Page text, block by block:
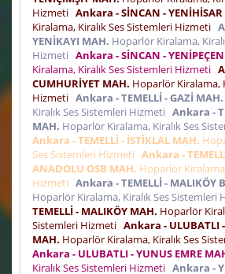
Hizmeti Ankara - SİNCAN -
Kiralama, Kiralık Ses Sistemleri Hizmeti
YENİKAYI MAH. Hoparlör Kiralama,
Hizmeti Ankara - SİNCAN -
Kiralama, Kiralık Ses Sistemleri Hizmeti
CUMHURİYET MAH. Hoparlör Kiralama,
Hizmeti Ankara - TEMELLİ - GAZİ MAH.
Kiralık Ses Sistemleri Hizmeti Ankara -
MAH. Hoparlör Kiralama, Kiralık Ses
Ankara - TEMELLİ - İSTİKLAL MAH.
Ses Sistemleri Hizmeti Ankara -
ANADOLU OSB MAH. Hoparlör
Hizmeti Ankara - TEMELLİ - MALIKÖY
Hoparlör Kiralama, Kiralık Ses Sistemleri
TEMELLİ - MALIKÖY MAH. Hoparlör
Sistemleri Hizmeti Ankara - ULUBATLI
MAH. Hoparlör Kiralama, Kiralık Ses
Ankara - ULUBATLI - YUNUS EMRE
Kiralık Ses Sistemleri Hizmeti Ankara -